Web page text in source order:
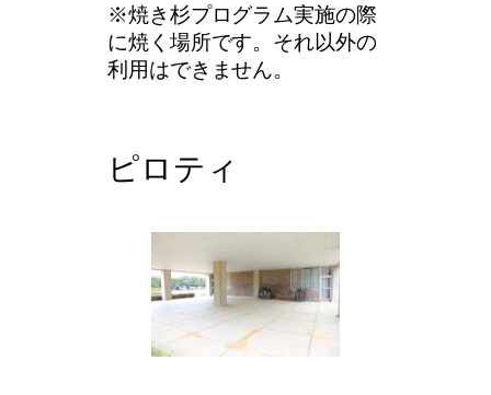
※焼き杉プログラム実施の際
に焼く場所です。それ以外の
利用はできません。
ピロティ